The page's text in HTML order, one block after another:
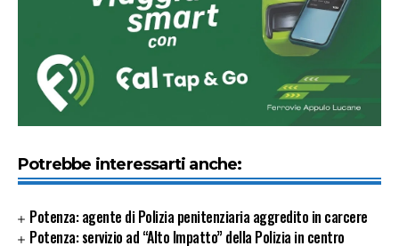
Potrebbe interessarti anche:
Potenza: agente di Polizia penitenziaria aggredito in carcere
Potenza: servizio ad “Alto Impatto” della Polizia in centro